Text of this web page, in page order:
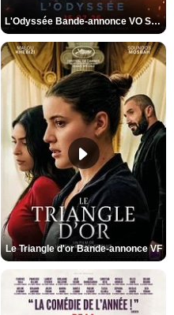
L'Odyssée Bande-annonce VO STFR
Le Triangle d'or Bande-annonce VF